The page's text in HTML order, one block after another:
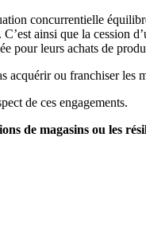
concurrentielle
ainsi que la cession
pour leurs achats de
ou franchiser les
de ces engagements.
de magasins ou les